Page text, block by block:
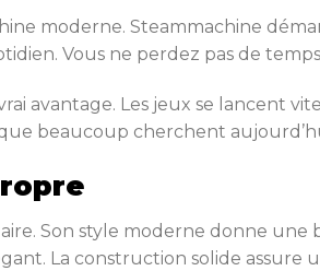
moderne. Steammachine
Vous ne perdez pas de
avantage. Les jeux se lancent
beaucoup cherchent
Son style moderne donne
La construction solide assure